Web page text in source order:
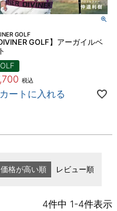
GOLF
DIVINER GOLF】アーガイルベ
税込
カートに入れる
価格が高い順 レビュー順
4件中 1-4件表示